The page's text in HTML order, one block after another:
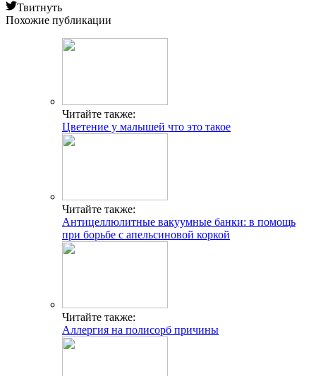
Твитнуть
Похожие публикации
Читайте также:
Цветение у малышей что это такое
Читайте также:
Антицеллюлитные вакуумные банки: в помощь
при борьбе с апельсиновой коркой
Читайте также:
Аллергия на полисорб причины